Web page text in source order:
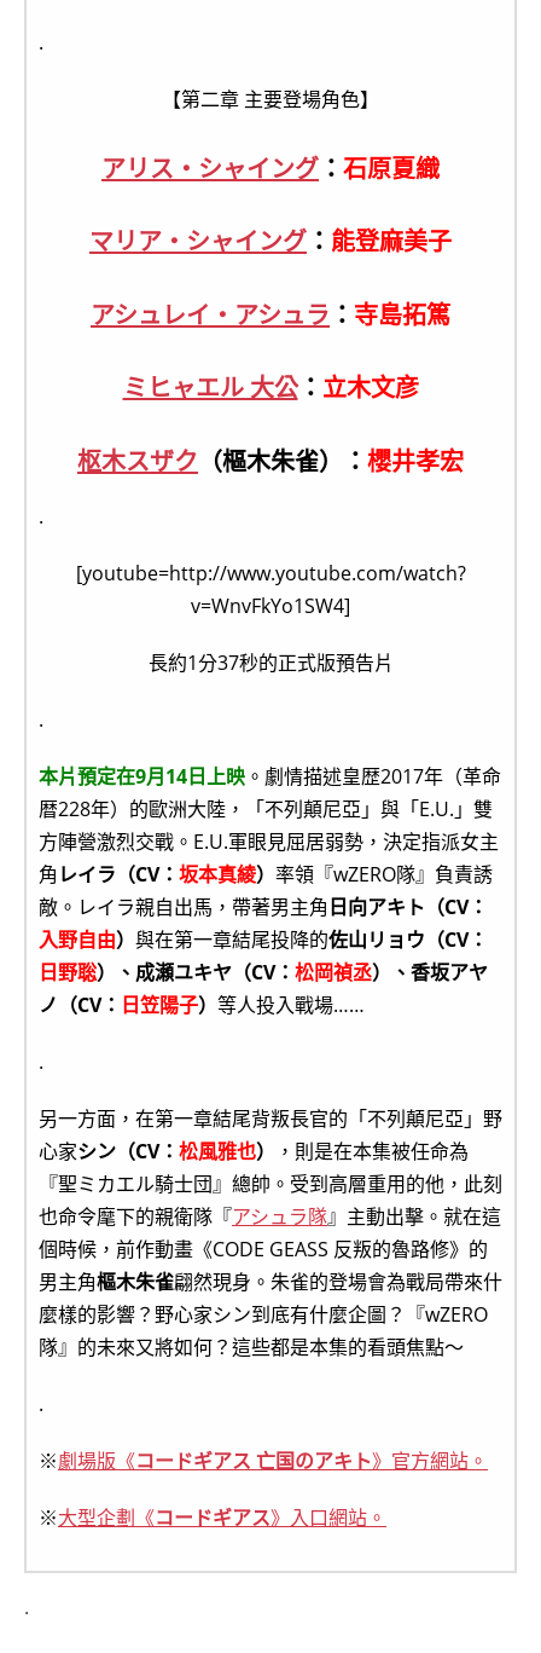
.
【第二章 主要登場角色】
アリス・シャイング ： 石原夏織
マリア・シャイング ： 能登麻美子
アシュレイ・アシュラ ： 寺島拓篤
ミヒャエル 大公： 立木文彦
枢木スザク （樞木朱雀）： 櫻井孝宏
.
[youtube=http://www.youtube.com/watch?
v=WnvFkYo1SW4]
長約1分37秒的正式版預告片
.
本片預定在9月14日上映 。劇情描述皇歴2017年（革命
暦228年）的歐洲大陸，「不列顛尼亞」與「E.U.」雙
方陣營激烈交戰。E.U.軍眼見屈居弱勢，決定指派女主
角 レイラ（CV： 坂本真綾） 率領『wZERO隊』負責誘
敵。レイラ親自出馬，帶著男主角 日向アキト（CV：
入野自由） 與在第一章結尾投降的佐山リョウ（CV：
日野聡）、成瀬ユキヤ（CV： 松岡禎丞）、香坂アヤ
ノ（CV： 日笠陽子） 等人投入戰場……
.
另一方面，在第一章結尾背叛長官的「不列顛尼亞」野
心家シン（CV： 松風雅也）
，則是在本集被任命為
『聖ミカエル騎士団』總帥。受到高層重用的他，此刻
也命令麾下的親衛隊『アシュラ隊』主動出擊。就在這
個時候，前作動畫《CODE GEASS 反叛的魯路修》的
男主角樞木朱雀翩然現身。朱雀的登場會為戰局帶來什
麼樣的影響？野心家シン到底有什麼企圖？『wZERO
隊』的未來又將如何？這些都是本集的看頭焦點～
.
※劇場版《コードギアス 亡国のアキト》官方網站。
※大型企劃《コードギアス》入口網站。
.